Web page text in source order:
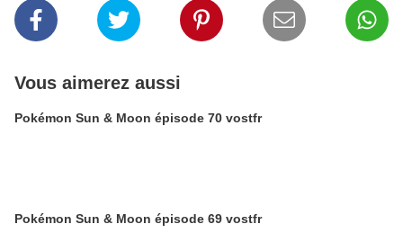
Vous aimerez aussi
Pokémon Sun & Moon épisode 70 vostfr
Pokémon Sun & Moon épisode 69 vostfr